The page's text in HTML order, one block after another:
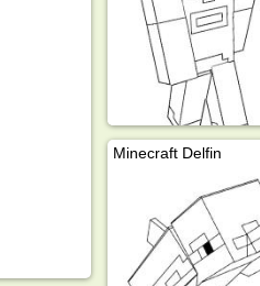
Minecraft Delfin